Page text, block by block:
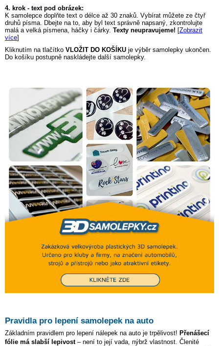
4. krok - text pod obrázek:
K samolepce doplňte text o délce až 30 znaků. Vybírat můžete ze čtyř
druhů písma. Dbejte na to, aby byl text správně napsaný, zkontrolujte
malá a velká písmena, háčky i čárky. Texty neupravujeme! [Zobrazit
více]
Kliknutím na tlačítko VLOŽIT DO KOŠÍKU je výběr samolepky ukončen.
Do košíku postupně naskládejte další samolepky.
Pravidla pro lepení samolepek na auto
Základním pravidlem pro lepení nálepek na auto je trpělivost! Přenášecí
fólie má slabší lepivost– není to její vada, nýbrž vlastnost. Členité